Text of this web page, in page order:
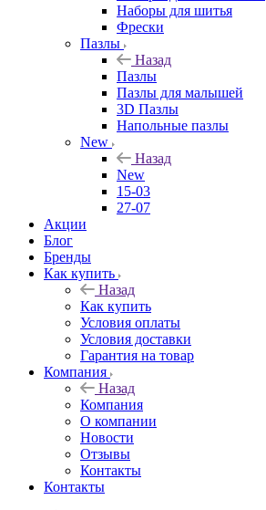
Наборы для шитья
Фрески
Пазлы
Назад
Пазлы
Пазлы для малышей
3D Пазлы
Напольные пазлы
New
Назад
New
15-03
27-07
Акции
Блог
Бренды
Как купить
Назад
Как купить
Условия оплаты
Условия доставки
Гарантия на товар
Компания
Назад
Компания
О компании
Новости
Отзывы
Контакты
Контакты